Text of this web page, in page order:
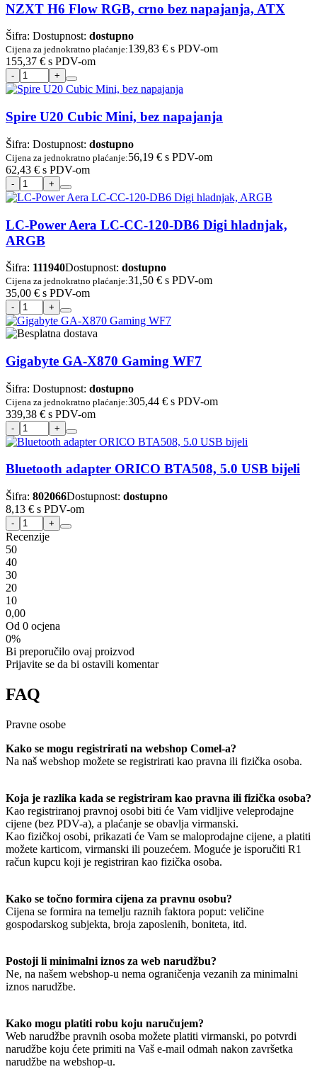
NZXT H6 Flow RGB, crno bez napajanja, ATX
Šifra: Dostupnost: dostupno
Cijena za jednokratno plaćanje:139,83 € s PDV-om
155,37 € s PDV-om
Spire U20 Cubic Mini, bez napajanja
Šifra: Dostupnost: dostupno
Cijena za jednokratno plaćanje:56,19 € s PDV-om
62,43 € s PDV-om
LC-Power Aera LC-CC-120-DB6 Digi hladnjak,
ARGB
Šifra: 111940Dostupnost: dostupno
Cijena za jednokratno plaćanje:31,50 € s PDV-om
35,00 € s PDV-om
Gigabyte GA-X870 Gaming WF7
Šifra: Dostupnost: dostupno
Cijena za jednokratno plaćanje:305,44 € s PDV-om
339,38 € s PDV-om
Bluetooth adapter ORICO BTA508, 5.0 USB bijeli
Šifra: 802066Dostupnost: dostupno
8,13 € s PDV-om
Recenzije
50
40
30
20
10
0,00
Od 0 ocjena
0%
Bi preporučilo ovaj proizvod
Prijavite se da bi ostavili komentar
FAQ
Pravne osobe
Kako se mogu registrirati na webshop Comel-a?
Na naš webshop možete se registrirati kao pravna ili fizička osoba.
Koja je razlika kada se registriram kao pravna ili fizička osoba?
Kao registriranoj pravnoj osobi biti će Vam vidljive veleprodajne
cijene (bez PDV-a), a plaćanje se obavlja virmanski.
Kao fizičkoj osobi, prikazati će Vam se maloprodajne cijene, a platiti
možete karticom, virmanski ili pouzećem. Moguće je isporučiti R1
račun kupcu koji je registriran kao fizička osoba.
Kako se točno formira cijena za pravnu osobu?
Cijena se formira na temelju raznih faktora poput: veličine
gospodarskog subjekta, broja zaposlenih, boniteta, itd.
Postoji li minimalni iznos za web narudžbu?
Ne, na našem webshop-u nema ograničenja vezanih za minimalni
iznos narudžbe.
Kako mogu platiti robu koju naručujem?
Web narudžbe pravnih osoba možete platiti virmanski, po potvrdi
narudžbe koju ćete primiti na Vaš e-mail odmah nakon završetka
narudžbe na webshop-u.